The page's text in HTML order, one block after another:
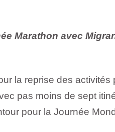
Marathon avec
la reprise des activités
pas moins de sept
pour la Journée